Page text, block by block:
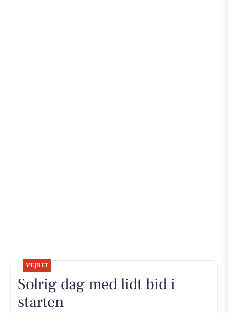
VEJRET
Solrig dag med lidt bid i
starten